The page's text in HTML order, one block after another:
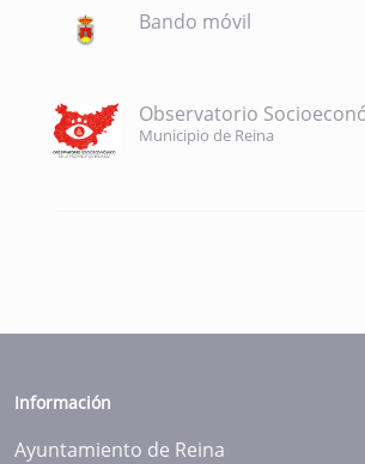
Bando móvil
Observatorio
Municipio de Reina
Información
Ayuntamiento de Reina